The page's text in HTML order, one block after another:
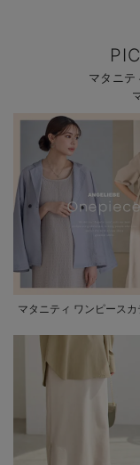
マタニ
マタニティ ワンピースカ